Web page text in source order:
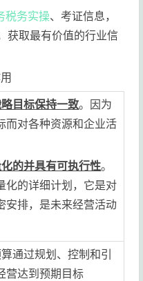
税务实操、考证信息，
获取最有价值的行业信
目标保持一致。因为
而对各种资源和企业活
的并具有可执行性。
化的详细计划，它是对
安排，是未来经营活动
通过规划、控制和引
营达到预期目标